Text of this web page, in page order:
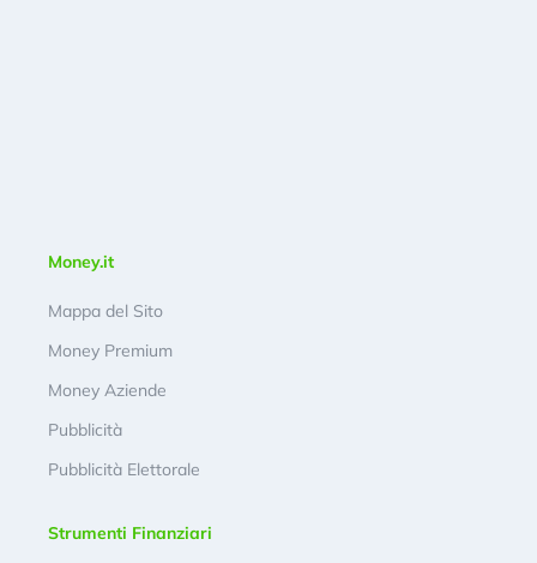
Money.it
Mappa del Sito
Money Premium
Money Aziende
Pubblicità
Pubblicità Elettorale
Strumenti Finanziari